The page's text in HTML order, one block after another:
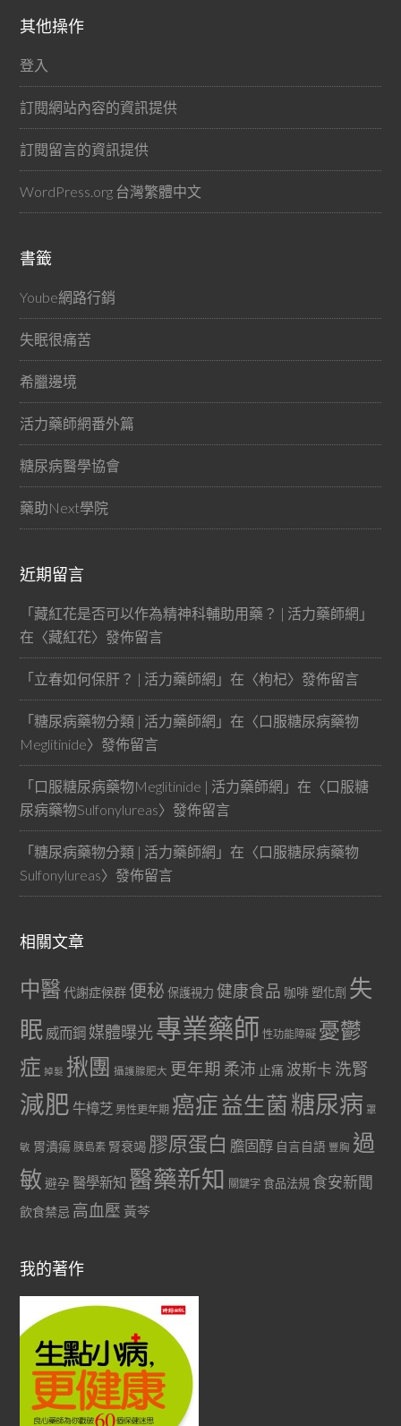
其他操作
登入
訂閱網站內容的資訊提供
訂閱留言的資訊提供
WordPress.org 台灣繁體中文
書籤
Yoube網路行銷
失眠很痛苦
希臘邊境
活力藥師網番外篇
糖尿病醫學協會
藥助Next學院
近期留言
「藏紅花是否可以作為精神科輔助用藥？ | 活力藥師網 」
在〈藏紅花〉發佈留言
「立春如何保肝？ | 活力藥師網 」在〈枸杞〉發佈留言
「糖尿病藥物分類 | 活力藥師網 」在〈口服糖尿病藥物
Meglitinide〉發佈留言
「口服糖尿病藥物Meglitinide | 活力藥師網 」在〈口服糖
尿病藥物Sulfonylureas〉發佈留言
「糖尿病藥物分類 | 活力藥師網 」在〈口服糖尿病藥物
Sulfonylureas〉發佈留言
相關文章
中醫代謝症候群 便秘 保護視力 健康食品 咖啡 塑化劑 失
眠 威而鋼 媒體曝光專業藥師 性功能障礙 憂鬱
症 掉髮 揪團 攝護腺肥大 更年期 柔沛 止痛 波斯卡 洗腎
減肥 牛樟芝 男性更年期 癌症益生菌 糖尿病 罩
敏 胃潰瘍 胰島素 腎衰竭 膠原蛋白 膽固醇 自言自語 豐胸 過
敏 避孕 醫學新知 醫藥新知 關鍵字 食品法規 食安新聞
飲食禁忌 高血壓 黃芩
我的著作